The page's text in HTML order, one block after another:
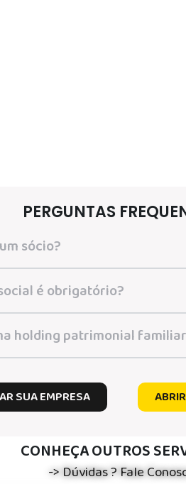
PERGUNTAS
sócio?
é obrigatório?
holding patrimonial
SUA EMPRESA
CONHEÇA OUTROS
-> Dúvidas ? Fale